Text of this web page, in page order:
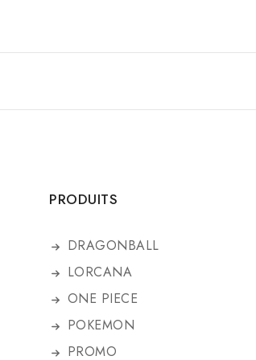
PRODUITS
DRAGONBALL
LORCANA
ONE PIECE
POKEMON
PROMO